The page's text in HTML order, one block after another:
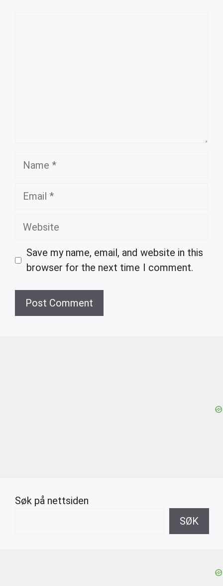
Name
Email
Website
Save my name, email, and website in this
browser for the next time I comment.
Søk på nettsiden
SØK